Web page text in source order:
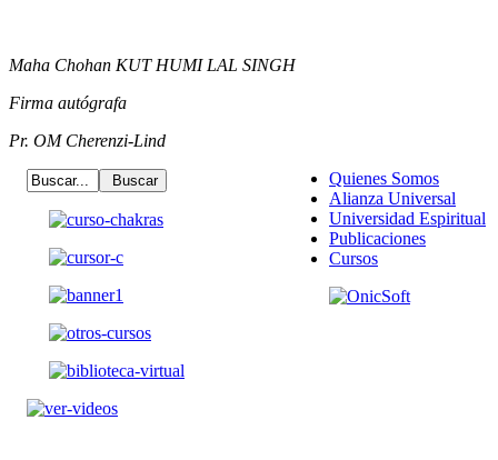
Maha Chohan KUT HUMI LAL SINGH
Firma autógrafa
Pr. OM Cherenzi-Lind
Quienes Somos
Alianza Universal
Universidad Espiritual
Publicaciones
Cursos